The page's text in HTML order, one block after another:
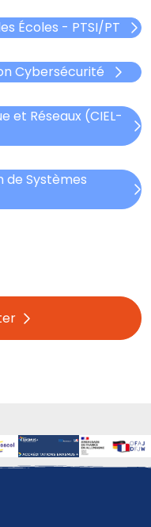
Écoles - PTSI/PT
Cybersécurité
et Réseaux (CIEL-
de Systèmes